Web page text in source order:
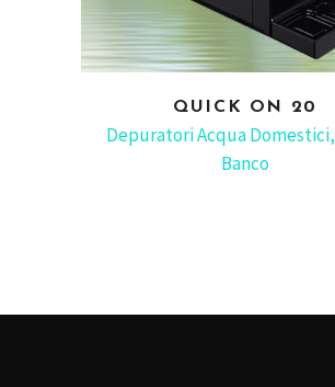
READ MORE
QUICK ON 20
Depuratori Acqua Domestici,
Banco